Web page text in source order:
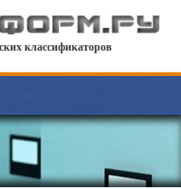
классификаторов